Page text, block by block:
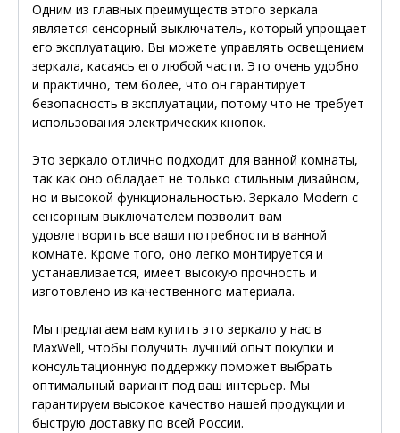
Одним из главных преимуществ этого зеркала
является сенсорный выключатель, который упрощает
его эксплуатацию. Вы можете управлять освещением
зеркала, касаясь его любой части. Это очень удобно
и практично, тем более, что он гарантирует
безопасность в эксплуатации, потому что не требует
использования электрических кнопок.
Это зеркало отлично подходит для ванной комнаты,
так как оно обладает не только стильным дизайном,
но и высокой функциональностью. Зеркало Modern с
сенсорным выключателем позволит вам
удовлетворить все ваши потребности в ванной
комнате. Кроме того, оно легко монтируется и
устанавливается, имеет высокую прочность и
изготовлено из качественного материала.
Мы предлагаем вам купить это зеркало у нас в
MaxWell, чтобы получить лучший опыт покупки и
консультационную поддержку поможет выбрать
оптимальный вариант под ваш интерьер. Мы
гарантируем высокое качество нашей продукции и
быструю доставку по всей России.